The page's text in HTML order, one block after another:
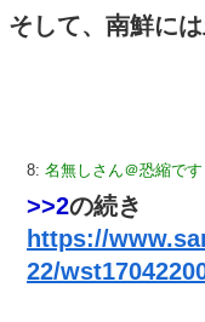
そして、南鮮に
8: 名無しさん＠恐縮です
>>2の続き
https://
22/